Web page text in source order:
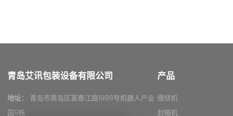
青岛艾讯包装设备有限公司
地址：
青岛市黄岛区富春江路1988号机器人产业
园9栋
产品
缠绕机
封箱机